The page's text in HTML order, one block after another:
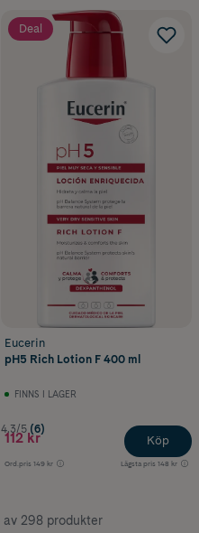
Deal
Eucerin
pH5 Rich Lotion F 400 ml
FINNS I LAGER
4.3/5 (6)
112 kr
Ord.pris 149 kr Lägsta pris 148 kr
Köp
298 produkter